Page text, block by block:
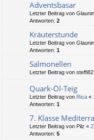
Adventsbasar
Letzter Beitrag von
Antworten: 2
Kräuterstunde
Letzter Beitrag von
Antworten: 1
Salmonellen
Letzter Beitrag von steffi82
Quark-Öl-Teig
Letzter Beitrag von Rica «
Antworten: 1
7. Klasse
Letzter Beitrag von Pilz «
Antworten: 5